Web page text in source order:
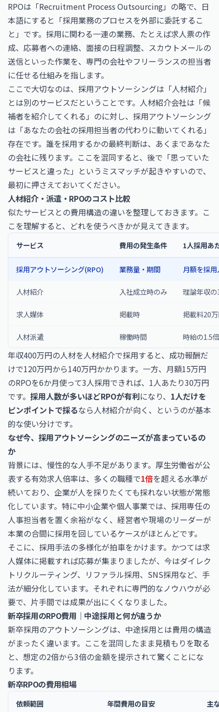
RPOは「Recruitment Process Outsourcing」の略で、日
本語にすると「採用業務のプロセスを外部に委託するこ
と」です。採用に関わる一連の業務、たとえば求人票の作
成、応募者への連絡、面接の日程調整、スカウトメールの
送信といった作業を、専門の会社やフリーランスの担当者
に任せる仕組みを指します。
ここで大切なのは、採用アウトソーシングは「人材紹介」
とは別のサービスだということです。人材紹介会社は「候
補者を紹介してくれる」のに対し、採用アウトソーシング
は「あなたの会社の採用担当者の代わりに動いてくれる」
存在です。誰を採用するかの最終判断は、あくまであなた
の会社に残ります。ここを混同すると、後で「思っていた
サービスと違った」というミスマッチが起きやすいので、
最初に押さえておいてください。
人材紹介・派遣・RPOのコスト比較
似たサービスとの費用構造の違いを整理しておきます。こ
こを理解すると、どれを使うべきかが見えてきます。
サービス 費用の発生条件 1人採用あ
採用アウトソーシング(RPO) 業務量・期間 月額を採
人材紹介 入社成立時のみ 理論年収
求人媒体 掲載時 掲載料20
人材派遣 稼働時間 時給の1.5
年収400万円の人材を人材紹介で採用すると、成功報酬だ
けで120万円から140万円かかります。一方、月額15万円
のRPOを6か月使って3人採用できれば、1人あたり30万円
です。 採用人数が多いほどRPOが有利になり、 1人だけを
ピンポイントで採るなら人材紹介が向く、というのが基本
的な使い分けです。
なぜ今、採用アウトソーシングのニーズが高まっているの
か
背景には、慢性的な人手不足があります。厚生労働省が公
表する有効求人倍率は、多くの職種で1倍を超える水準が
続いており、企業が人を採りたくても採れない状態が常態
化しています。特に中小企業や個人事業では、採用専任の
人事担当者を置く余裕がなく、経営者や現場のリーダーが
本業の合間に採用を回しているケースがほとんどです。
そこに、採用手法の多様化が拍車をかけます。かつては求
人媒体に掲載すれば応募が集まりましたが、今はダイレク
トリクルーティング、リファラル採用、SNS採用など、手
法が細分化しています。それぞれに専門的なノウハウが必
要で、片手間では成果が出にくくなりました。
新卒採用のRPO費用｜中途採用と何が違うか
新卒採用のアウトソーシングは、中途採用とは費用の構造
がまったく違います。ここを混同したまま見積もりを取る
と、想定の2倍から3倍の金額を提示されて驚くことにな
ります。
新卒RPOの費用相場
依頼範囲 年間費用の目安 主